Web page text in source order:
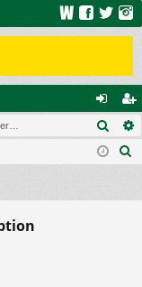
on
ne
ns
cri